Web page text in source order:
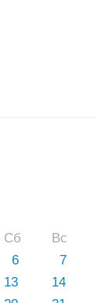
Сб
Вс
6
7
13
14